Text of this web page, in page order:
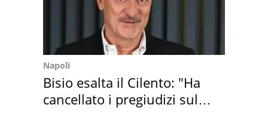
Napoli
Bisio esalta il Cilento: "Ha
cancellato i pregiudizi sul